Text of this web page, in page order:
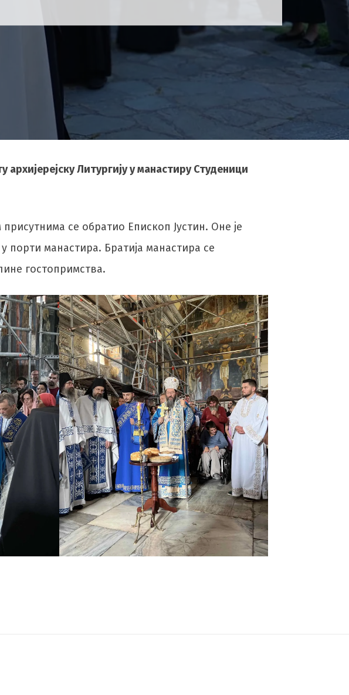
Литургију у манастиру Студеници
се обратио Епископ Јустин. Оне је
порти манастира. Братија манастира се
гостопримства.